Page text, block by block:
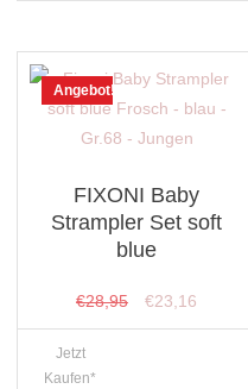
Angebot!
FIXONI Baby
Strampler Set soft
blue
€28,95
Ursprünglicher
Preis
€23,16
Preis
Jetzt
Kaufen*